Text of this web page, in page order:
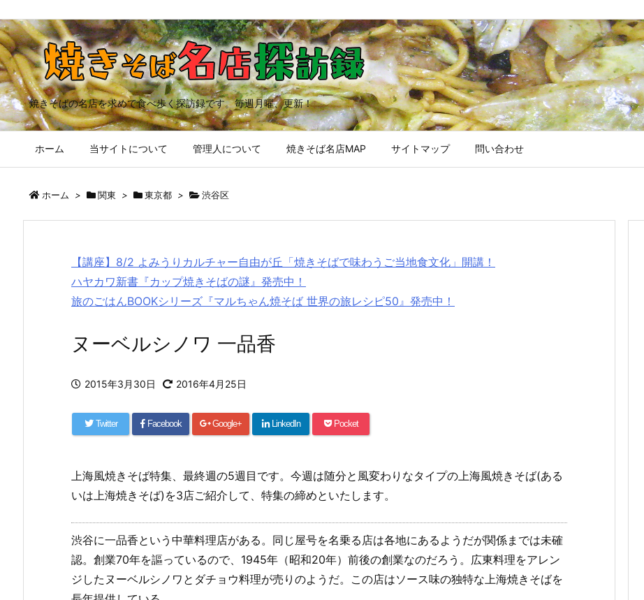
焼きそばの名店を求めて食べ歩く探訪録です。毎週月曜、更新！
ホーム 当サイトについて 管理人について 焼きそば名店MAP サイトマップ 問い合わせ
ホーム > 関東 > 東京都 > 渋谷区
【講座】8/2 よみうりカルチャー自由が丘「焼きそばで味わうご当地食文化」開講！
ハヤカワ新書『カップ焼きそばの謎』発売中！
旅のごはんBOOKシリーズ『マルちゃん焼そば 世界の旅レシピ50』発売中！
ヌーベルシノワ 一品香
2015年3月30日 2016年4月25日
Twitter Facebook Google+ LinkedIn Pocket
上海風焼きそば特集、最終週の5週目です。今週は随分と風変わりなタイプの上海風焼きそば(ある
いは上海焼きそば)を3店ご紹介して、特集の締めといたします。
渋谷に一品香という中華料理店がある。同じ屋号を名乗る店は各地にあるようだが関係までは未確
認。創業70年を謳っているので、1945年（昭和20年）前後の創業なのだろう。広東料理をアレン
ジしたヌーベルシノワとダチョウ料理が売りのようだ。この店はソース味の独特な上海焼きそばを